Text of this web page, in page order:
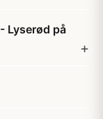
Lyserød på